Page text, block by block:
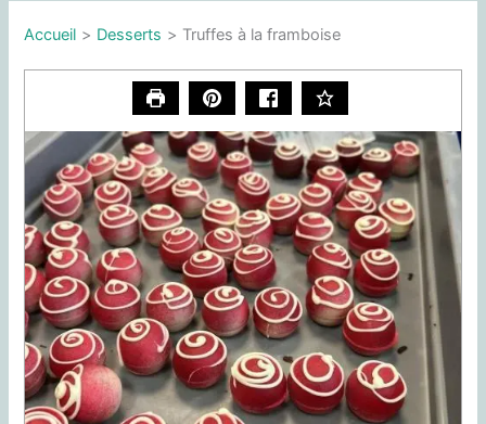
Accueil Desserts Truffes à la framboise